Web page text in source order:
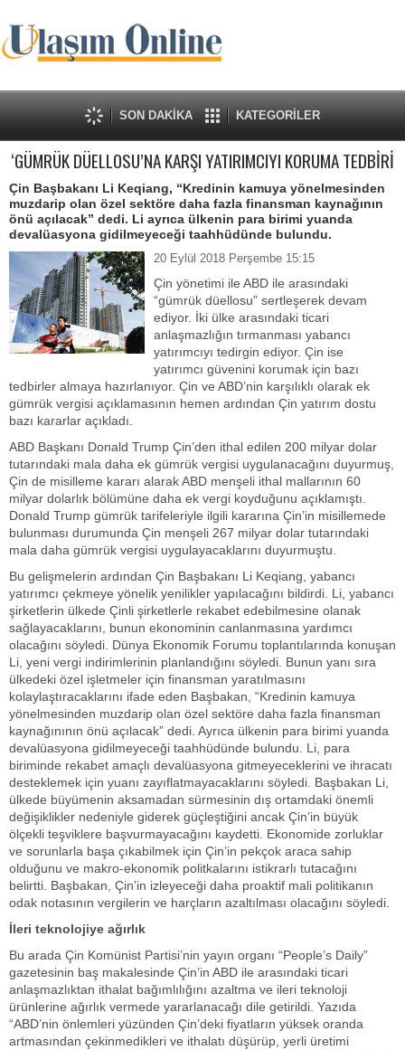
SON DAKİKA KATEGORİLER
‘GÜMRÜK DÜELLOSU’NA KARŞI YATIRIMCIYI KORUMA TEDBİRİ
Çin Başbakanı Li Keqiang, “Kredinin kamuya yönelmesinden
muzdarip olan özel sektöre daha fazla finansman kaynağının
önü açılacak” dedi. Li ayrıca ülkenin para birimi yuanda
devalüasyona gidilmeyeceği taahhüdünde bulundu.
20 Eylül 2018 Perşembe 15:15
Çin yönetimi ile ABD ile arasındaki
“gümrük düellosu” sertleşerek devam
ediyor. İki ülke arasındaki ticari
anlaşmazlığın tırmanması yabancı
yatırımcıyı tedirgin ediyor. Çin ise
yatırımcı güvenini korumak için bazı
tedbirler almaya hazırlanıyor. Çin ve ABD’nin karşılıklı olarak ek
gümrük vergisi açıklamasının hemen ardından Çin yatırım dostu
bazı kararlar açıkladı.
ABD Başkanı Donald Trump Çin’den ithal edilen 200 milyar dolar
tutarındaki mala daha ek gümrük vergisi uygulanacağını duyurmuş,
Çin de misilleme kararı alarak ABD menşeli ithal mallarının 60
milyar dolarlık bölümüne daha ek vergi koyduğunu açıklamıştı.
Donald Trump gümrük tarifeleriyle ilgili kararına Çin’in misillemede
bulunması durumunda Çin menşeli 267 milyar dolar tutarındaki
mala daha gümrük vergisi uygulayacaklarını duyurmuştu.
Bu gelişmelerin ardından Çin Başbakanı Li Keqiang, yabancı
yatırımcı çekmeye yönelik yenilikler yapılacağını bildirdi. Li, yabancı
şirketlerin ülkede Çinli şirketlerle rekabet edebilmesine olanak
sağlayacaklarını, bunun ekonominin canlanmasına yardımcı
olacağını söyledi. Dünya Ekonomik Forumu toplantılarında konuşan
Li, yeni vergi indirimlerinin planlandığını söyledi. Bunun yanı sıra
ülkedeki özel işletmeler için finansman yaratılmasını
kolaylaştıracaklarını ifade eden Başbakan, “Kredinin kamuya
yönelmesinden muzdarip olan özel sektöre daha fazla finansman
kaynağınının önü açılacak” dedi. Ayrıca ülkenin para birimi yuanda
devalüasyona gidilmeyeceği taahhüdünde bulundu. Li, para
biriminde rekabet amaçlı devalüasyona gitmeyeceklerini ve ihracatı
desteklemek için yuanı zayıflatmayacaklarını söyledi. Başbakan Li,
ülkede büyümenin aksamadan sürmesinin dış ortamdaki önemli
değişiklikler nedeniyle giderek güçleştiğini ancak Çin’in büyük
ölçekli teşviklere başvurmayacağını kaydetti. Ekonomide zorluklar
ve sorunlarla başa çıkabilmek için Çin’in pekçok araca sahip
olduğunu ve makro-ekonomik politkalarını istikrarlı tutacağını
belirtti. Başbakan, Çin’in izleyeceği daha proaktif mali politikanın
odak notasının vergilerin ve harçların azaltılması olacağını söyledi.
İleri teknolojiye ağırlık
Bu arada Çin Komünist Partisi’nin yayın organı “People’s Daily”
gazetesinin baş makalesinde Çin’in ABD ile arasındaki ticari
anlaşmazlıktan ithalat bağımlılığını azaltma ve ileri teknoloji
ürünlerine ağırlık vermede yararlanacağı dile getirildi. Yazıda
“ABD’nin önlemleri yüzünden Çin’deki fiyatların yüksek oranda
artmasından çekinmedikleri ve ithalatı düşürüp, yerli üretimi